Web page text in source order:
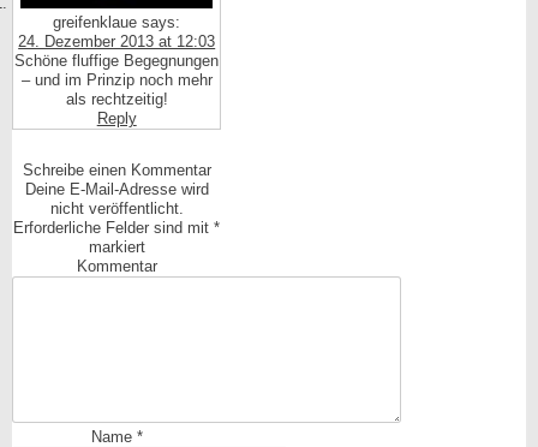
greifenklaue says:
24. Dezember 2013 at 12:03
Schöne fluffige Begegnungen
– und im Prinzip noch mehr
als rechtzeitig!
Reply
Schreibe einen Kommentar
Deine E-Mail-Adresse wird
nicht veröffentlicht.
Erforderliche Felder sind mit*
markiert
Kommentar
Name *